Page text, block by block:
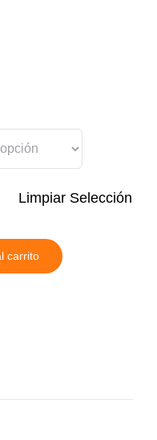
Limpiar Selección
carrito